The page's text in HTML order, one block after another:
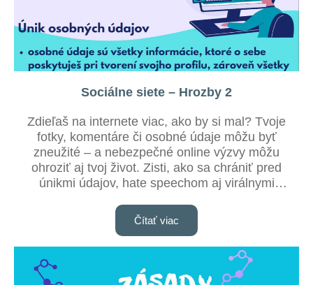
Sociálne siete – Hrozby 2
Zdieľaš na internete viac, ako by si mal? Tvoje
fotky, komentáre či osobné údaje môžu byť
zneužité – a nebezpečné online výzvy môžu
ohroziť aj tvoj život. Zisti, ako sa chrániť pred
únikmi údajov, hate speechom aj virálnymi
Čítať viac